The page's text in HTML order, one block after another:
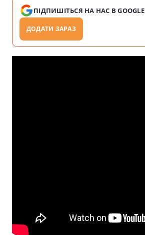
ПІДПИШІТЬСЯ НА НАС В GOOGLE
ДОДАТИ ЗАРАЗ